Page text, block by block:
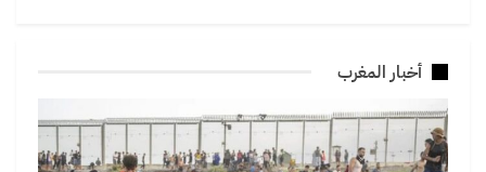
أخبار المغرب